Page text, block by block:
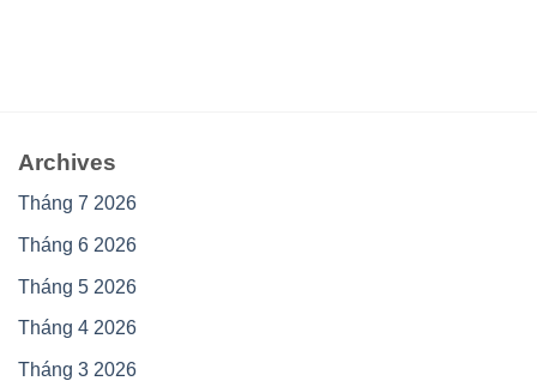
Archives
Tháng 7 2026
Tháng 6 2026
Tháng 5 2026
Tháng 4 2026
Tháng 3 2026